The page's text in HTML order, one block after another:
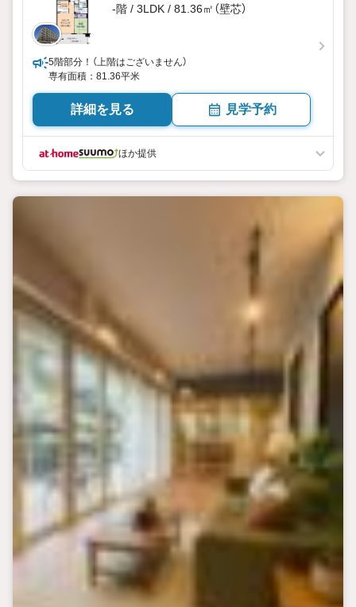
-階 / 3LDK / 81.36㎡（壁芯）
5階部分！（上階はございません）
専有面積：81.36平米
詳細を見る 見学予約
ほか提供